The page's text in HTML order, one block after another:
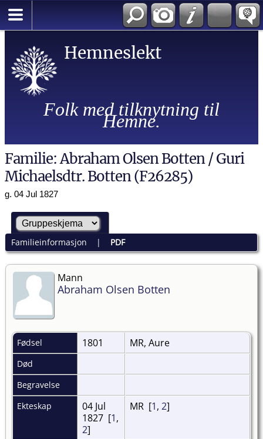
Hemneslekt
Folk med tilknytning til
Hemne.
Familie: Abraham Olsen Botten / Guri
Michaelsdtr. Botten (F26285)
g. 04 Jul 1827
Familieinformasjon | PDF
Mann
Abraham Olsen Botten
Fødsel 1801 MR, Aure
Død
Begravelse
Ekteskap
04 Jul
1827 [1,
2]
MR [1, 2]